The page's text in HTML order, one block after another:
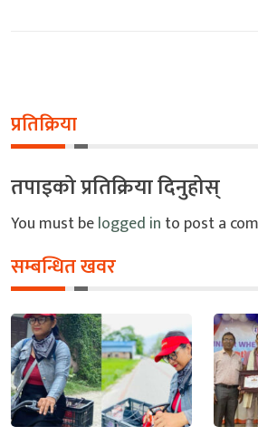
प्रतिक्रिया
तपाइको प्रतिक्रिया दिनुहोस्
You must belogged in to post a
सम्बन्धित खवर